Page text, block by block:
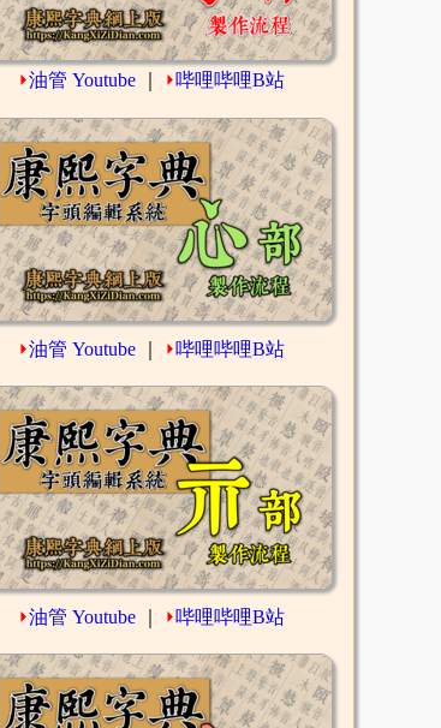
⏵油管 Youtube ⏵哔哩哔哩B站
⏵油管 Youtube ⏵哔哩哔哩B站
⏵油管 Youtube ⏵哔哩哔哩B站